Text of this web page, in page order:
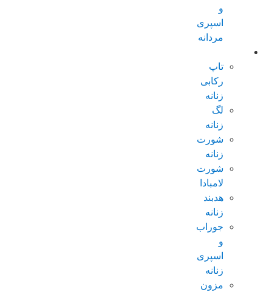
و
اسپری
مردانه
تاپ
رکابی
زنانه
لگ
زنانه
شورت
زنانه
شورت
لامبادا
هدبند
زنانه
جوراب
و
اسپری
زنانه
مزون